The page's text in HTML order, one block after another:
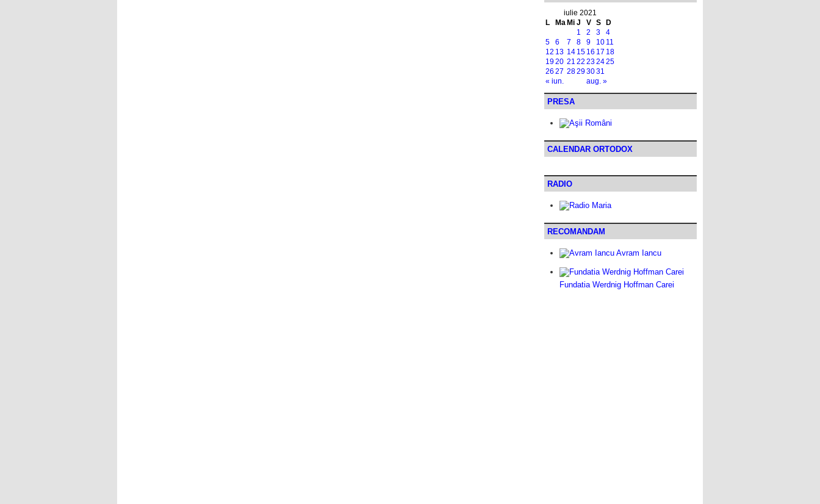
iulie 2021
L
Ma Mi J V S D
« iun. aug. »
1 2 3
4
5
6 7 8 9 10 11
12 13 14 15 16 17 18
1920 21 22 232425
26 27 28293031
PRESA
CALENDAR ORTODOX
RADIO
RECOMANDAM
Avram Iancu
Fundatia Werdnig Hoffman Carei